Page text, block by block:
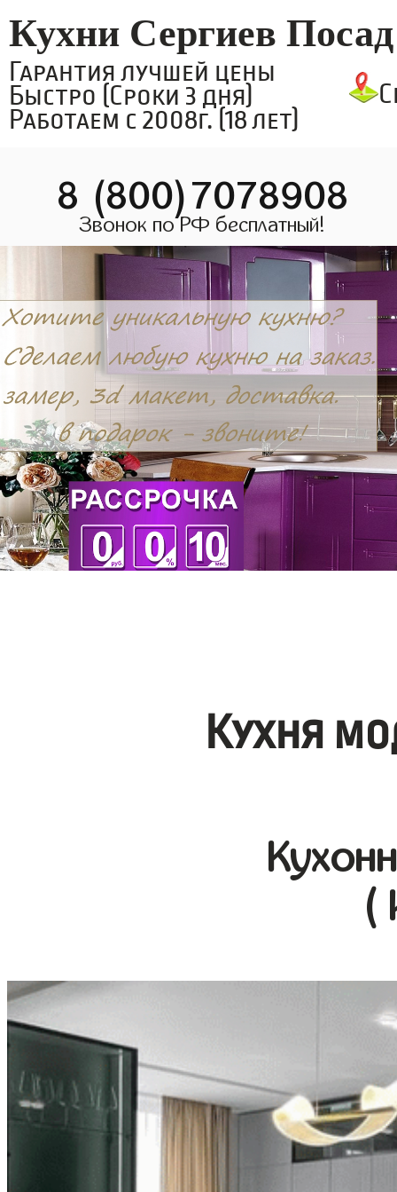
Кухни Сергиев Посад
Гарантия лучшей цены
Быстро (Сроки 3 дня)
Работаем с 2008г. (18 лет)
8 (800)7078908
Звонок по РФ бесплатный!
Кухня
(